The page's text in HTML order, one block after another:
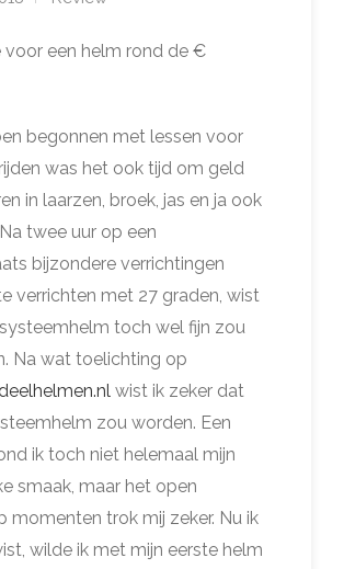
voor een helm rond de €
begonnen met lessen voor
was het ook tijd om geld
in laarzen, broek, jas en ja ook
twee uur op een
bijzondere verrichtingen
verrichten met 27 graden, wist
toch wel fijn zou
Na wat toelichting op
wist ik zeker dat
zou worden. Een
ik toch niet helemaal mijn
smaak, maar het open
momenten trok mij zeker. Nu ik
wilde ik met mijn eerste helm